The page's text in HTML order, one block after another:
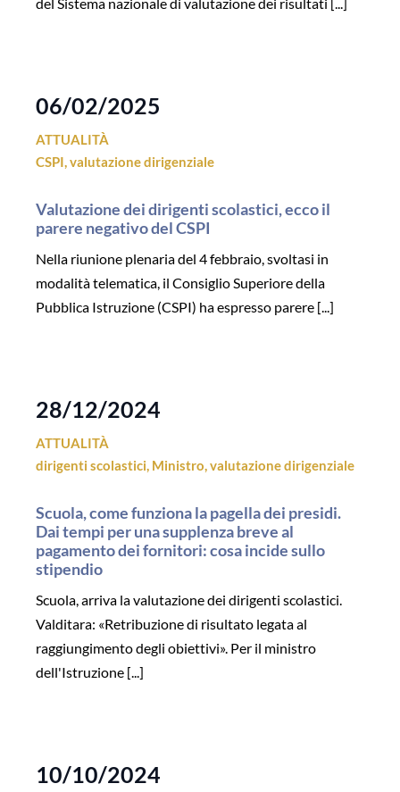
06/02/2025
ATTUALITÀ
CSPI,valutazione dirigenziale
Valutazione dei dirigenti scolastici, ecco il
parere negativo del CSPI
Nella riunione plenaria del 4 febbraio, svoltasi in
modalità telematica, il Consiglio Superiore della
Pubblica Istruzione (CSPI) ha espresso parere [...]
28/12/2024
ATTUALITÀ
dirigenti scolastici, Ministro,valutazione dirigenziale
Scuola, come funziona la pagella dei presidi.
Dai tempi per una supplenza breve al
pagamento dei fornitori: cosa incide sullo
stipendio
Scuola, arriva la valutazione dei dirigenti scolastici.
Valditara: «Retribuzione di risultato legata al
raggiungimento degli obiettivi». Per il ministro
dell'Istruzione [...]
10/10/2024